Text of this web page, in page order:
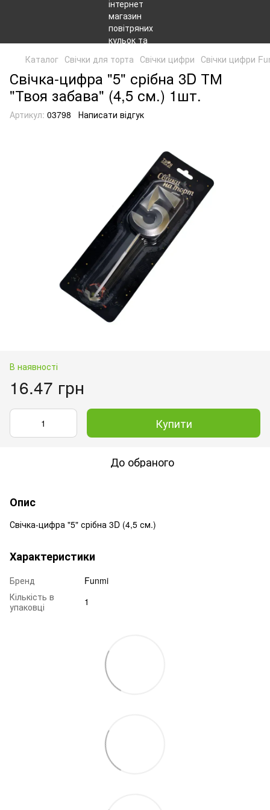
Каталог Свічки для торта Свічки цифри Свічки цифри
Свічка-цифра "5" срібна 3D ТМ
"Твоя забава" (4,5 см.) 1шт.
Артикул: 03798 Написати відгук
В наявності
16.47 грн
Купити
До обраного
Опис
Свічка-цифра "5" срібна 3D (4,5 см.)
Характеристики
Бренд
Funmi
Кількість в
упаковці
1